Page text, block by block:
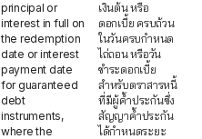
principal or
interest in full on
the redemption
date or interest
payment date
for guaranteed
debt
instruments,
where the
เงินต้น หรือ
ดอกเบี้ย ครบถ้วน
ในวันครบกำหนด
ไถ่ถอน หรือวัน
ชำระดอกเบี้ย
สำหรับตราสารหนี้
ที่มีผู้ค้ำประกันซึ่ง
สัญญาค้ำประกัน
ได้กำหนดระยะ